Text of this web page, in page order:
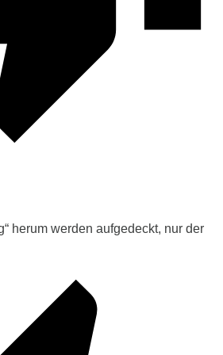
herum werden aufgedeckt, nur der